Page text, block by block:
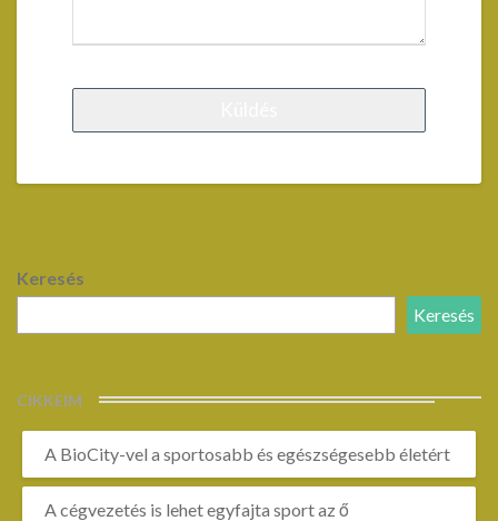
Keresés
Keresés
CIKKEIM
A BioCity-vel a sportosabb és egészségesebb életért
A cégvezetés is lehet egyfajta sport az ő